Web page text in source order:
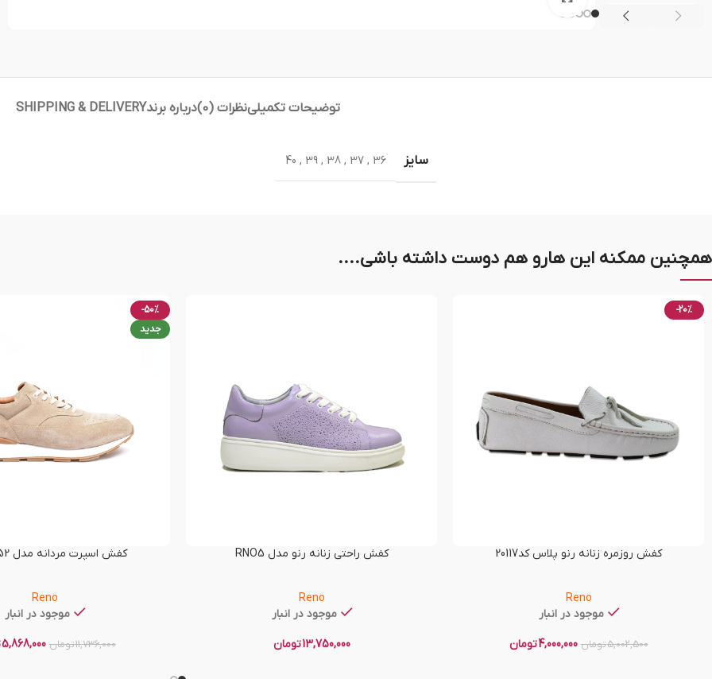
توضیحات تکمیلینظرات (0) درباره برندSHIPPING & DELIVERY
سایز 36
,
37
,
38
,
39
,
40
همچنین ممکنه این هارو هم دوست داشته باشی....
-20%
کفش روزمره زنانه رنو پلاس کد20117
Reno
موجود در انبار
5,002,500تومان 4,000,000تومان
کفش راحتی زنانه رنو مدل RNO5
Reno
موجود در انبار
13,750,000تومان
-50%
جدید
کفش اسپرت مردانه مدل RNO-T52
Reno
موجود در انبار
11,736,000تومان 5,868,000